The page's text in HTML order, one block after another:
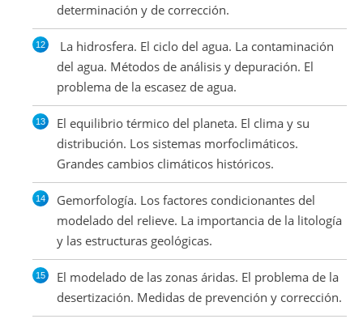
determinación y de corrección.
La hidrosfera. El ciclo del agua. La contaminación
del agua. Métodos de análisis y depuración. El
problema de la escasez de agua.
El equilibrio térmico del planeta. El clima y su
distribución. Los sistemas morfoclimáticos.
Grandes cambios climáticos históricos.
Gemorfología. Los factores condicionantes del
modelado del relieve. La importancia de la litología
y las estructuras geológicas.
El modelado de las zonas áridas. El problema de la
desertización. Medidas de prevención y corrección.